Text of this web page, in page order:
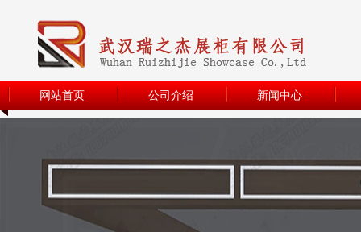
网站首页 公司介绍 新闻中心